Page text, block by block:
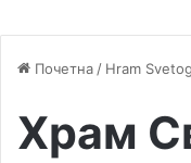
Почетна / Hram
Храм